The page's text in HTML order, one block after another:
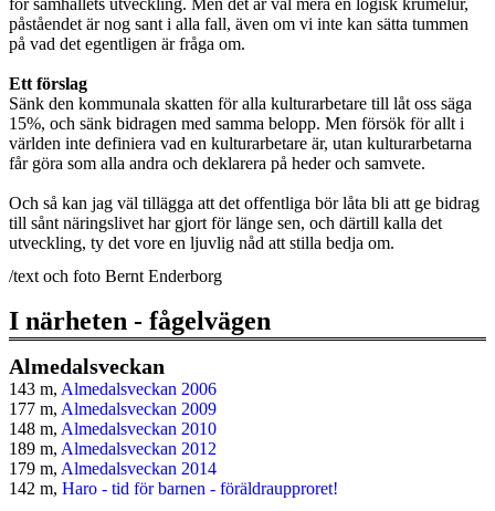
för samhällets utveckling. Men det är väl mera en logisk krumelur,
påståendet är nog sant i alla fall, även om vi inte kan sätta tummen
på vad det egentligen är fråga om.
Ett förslag
Sänk den kommunala skatten för alla kulturarbetare till låt oss säga
15%, och sänk bidragen med samma belopp. Men försök för allt i
världen inte definiera vad en kulturarbetare är, utan kulturarbetarna
får göra som alla andra och deklarera på heder och samvete.
Och så kan jag väl tillägga att det offentliga bör låta bli att ge bidrag
till sånt näringslivet har gjort för länge sen, och därtill kalla det
utveckling, ty det vore en ljuvlig nåd att stilla bedja om.
/text och foto Bernt Enderborg
I närheten - fågelvägen
Almedalsveckan
143 m, Almedalsveckan 2006
177 m, Almedalsveckan 2009
148 m, Almedalsveckan 2010
189 m, Almedalsveckan 2012
179 m, Almedalsveckan 2014
142 m, Haro - tid för barnen - föräldraupproret!